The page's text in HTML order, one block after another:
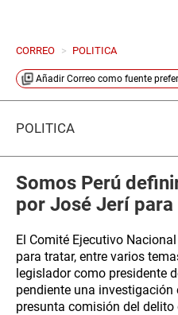
CORREO > POLITICA
Añadir Correo como fuente
POLÍTICA
Somos Perú
por José Jerí
El Comité Ejecutivo
para tratar, entre varios
legislador como presidente
pendiente una
presunta comisión del